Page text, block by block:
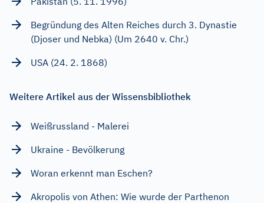
Begründung des Alten Reiches durch 3. Dynastie
(Djoser und Nebka) (Um 2640 v. Chr.)
USA (24. 2. 1868)
Weitere Artikel aus der Wissensbibliothek
Weißrussland - Malerei
Ukraine - Bevölkerung
Woran erkennt man Eschen?
Akropolis von Athen: Wie wurde der Parthenon